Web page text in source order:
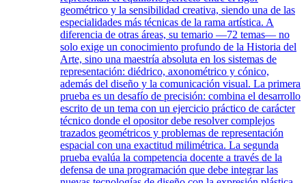
geométrico y la sensibilidad creativa, siendo una de las
especialidades más técnicas de la rama artística. A
diferencia de otras áreas, su temario —72 temas— no
solo exige un conocimiento profundo de la Historia del
Arte, sino una maestría absoluta en los sistemas de
representación: diédrico, axonométrico y cónico,
además del diseño y la comunicación visual. La primera
prueba es un desafío de precisión: combina el desarrollo
escrito de un tema con un ejercicio práctico de carácter
técnico donde el opositor debe resolver complejos
trazados geométricos y problemas de representación
espacial con una exactitud milimétrica. La segunda
prueba evalúa la competencia docente a través de la
defensa de una programación que debe integrar las